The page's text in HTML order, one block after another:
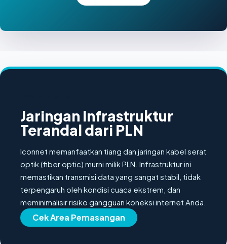
Jaringan Infrastruktur
Terandal dari PLN
Iconnet memanfaatkan tiang dan jaringan kabel serat
optik (fiber optic) murni milik PLN. Infrastruktur ini
memastikan transmisi data yang sangat stabil, tidak
terpengaruh oleh kondisi cuaca ekstrem, dan
meminimalisir risiko gangguan koneksi internet Anda.
Cek Area Pemasangan